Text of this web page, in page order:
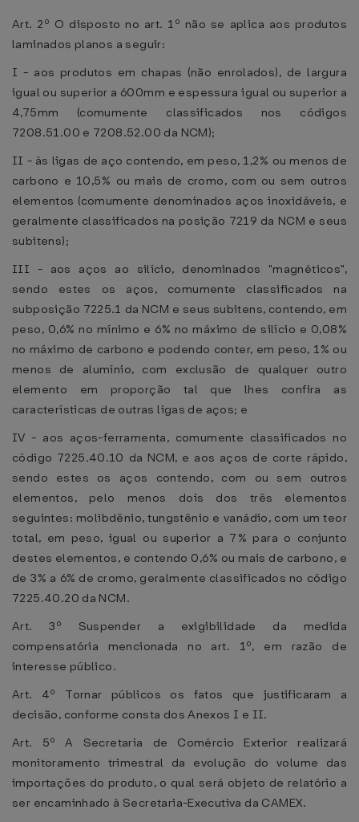
Art. 2º O disposto no art. 1º não se aplica aos produtos
laminados planos a seguir:
I - aos produtos em chapas (não enrolados), de largura
igual ou superior a 600mm e espessura igual ou superior a
4,75mm (comumente classificados nos códigos
7208.51.00 e 7208.52.00 da NCM);
II - às ligas de aço contendo, em peso, 1,2% ou menos de
carbono e 10,5% ou mais de cromo, com ou sem outros
elementos (comumente denominados aços inoxidáveis, e
geralmente classificados na posição 7219 da NCM e seus
subitens);
III - aos aços ao silício, denominados "magnéticos",
sendo estes os aços, comumente classificados na
subposição 7225.1 da NCM e seus subitens, contendo, em
peso, 0,6% no mínimo e 6% no máximo de silício e 0,08%
no máximo de carbono e podendo conter, em peso, 1% ou
menos de alumínio, com exclusão de qualquer outro
elemento em proporção tal que lhes confira as
características de outras ligas de aços; e
IV - aos aços-ferramenta, comumente classificados no
código 7225.40.10 da NCM, e aos aços de corte rápido,
sendo estes os aços contendo, com ou sem outros
elementos, pelo menos dois dos três elementos
seguintes: molibdênio, tungstênio e vanádio, com um teor
total, em peso, igual ou superior a 7% para o conjunto
destes elementos, e contendo 0,6% ou mais de carbono, e
de 3% a 6% de cromo, geralmente classificados no código
7225.40.20 da NCM.
Art. 3º Suspender a exigibilidade da medida
compensatória mencionada no art. 1º, em razão de
interesse público.
Art. 4º Tornar públicos os fatos que justificaram a
decisão, conforme consta dos Anexos I e II.
Art. 5º A Secretaria de Comércio Exterior realizará
monitoramento trimestral da evolução do volume das
importações do produto, o qual será objeto de relatório a
ser encaminhado à Secretaria-Executiva da CAMEX.